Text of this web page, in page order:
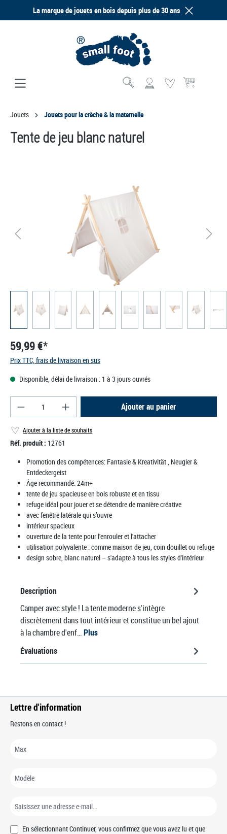
principalLa marque de jouets en bois depuis plus de 30 ans
Le panier
Jouets Jouets pour la crèche & la maternelle
Tente de jeu blanc naturel
59,99 €*
Prix TTC, frais de livraison en sus
Disponible, délai de livraison : 1 à 3 jours ouvrés
Quantité de produit : Entrez la quantité
Ajouter au panier
Ajouter à la liste de souhaits
Réf. produit : 12761
Promotion des compétences: Fantasie & Kreativität , Neugier &
Entdeckergeist
Âge recommandé:24m+
tente de jeu spacieuse en bois robuste et en tissu
refuge idéal pour jouer et se détendre de manière créative
avec fenêtre latérale qui s’ouvre
intérieur spacieux
ouverture de la tente pour l'enrouler et l'attacher
utilisation polyvalente : comme maison de jeu, coin douillet ou refuge
design sobre, blanc naturel – s'adapte à tous les styles d'intérieur
Description
Camper avec style ! La tente moderne s'intègre
discrètement dans tout intérieur et constitue un bel ajout
à la chambre d'enf…Plus
Évaluations
Lettre d'information
Restons en contact !
En sélectionnant Continuer, vous confirmez que vous avez lu et que